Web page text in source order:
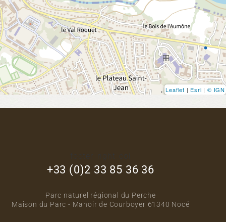
Leaflet | Esri | © IGN
+33 (0)2 33 85 36 36
Parc naturel régional du Perche
Maison du Parc - Manoir de Courboyer 61340 Nocé